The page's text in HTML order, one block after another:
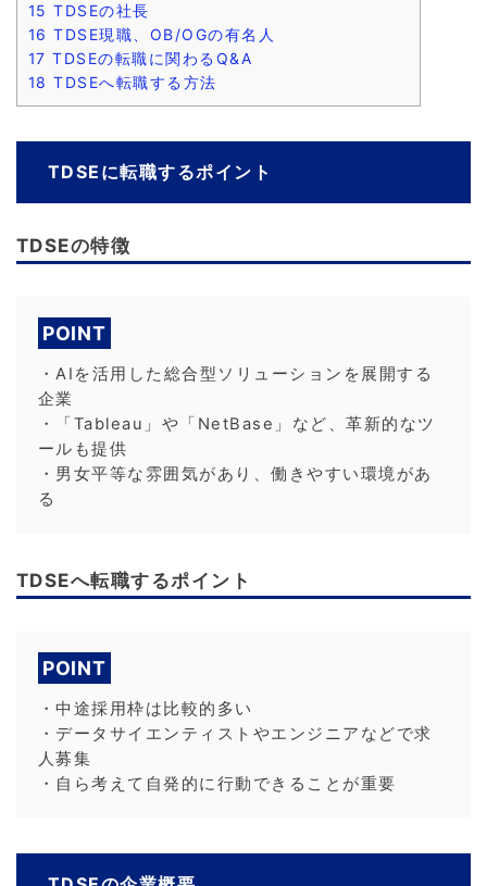
15 TDSEの社長
16 TDSE現職、OB/OGの有名人
17 TDSEの転職に関わるQ&A
18 TDSEへ転職する方法
TDSEに転職するポイント
TDSEの特徴
POINT
・AIを活用した総合型ソリューションを展開する
企業
・「Tableau」や「NetBase」など、革新的なツ
ールも提供
・男女平等な雰囲気があり、働きやすい環境があ
る
TDSEへ転職するポイント
POINT
・中途採用枠は比較的多い
・データサイエンティストやエンジニアなどで求
人募集
・自ら考えて自発的に行動できることが重要